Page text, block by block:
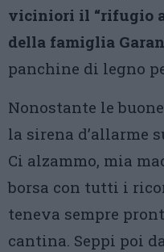
viciniori il “rifugio
della famiglia
panchine di legno
Nonostante le
la sirena d’allarme
Ci alzammo, mia
borsa con tutti i
teneva sempre
cantina. Seppi poi